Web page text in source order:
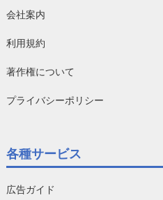
会社案内
利用規約
著作権について
プライバシーポリシー
各種サービス
広告ガイド